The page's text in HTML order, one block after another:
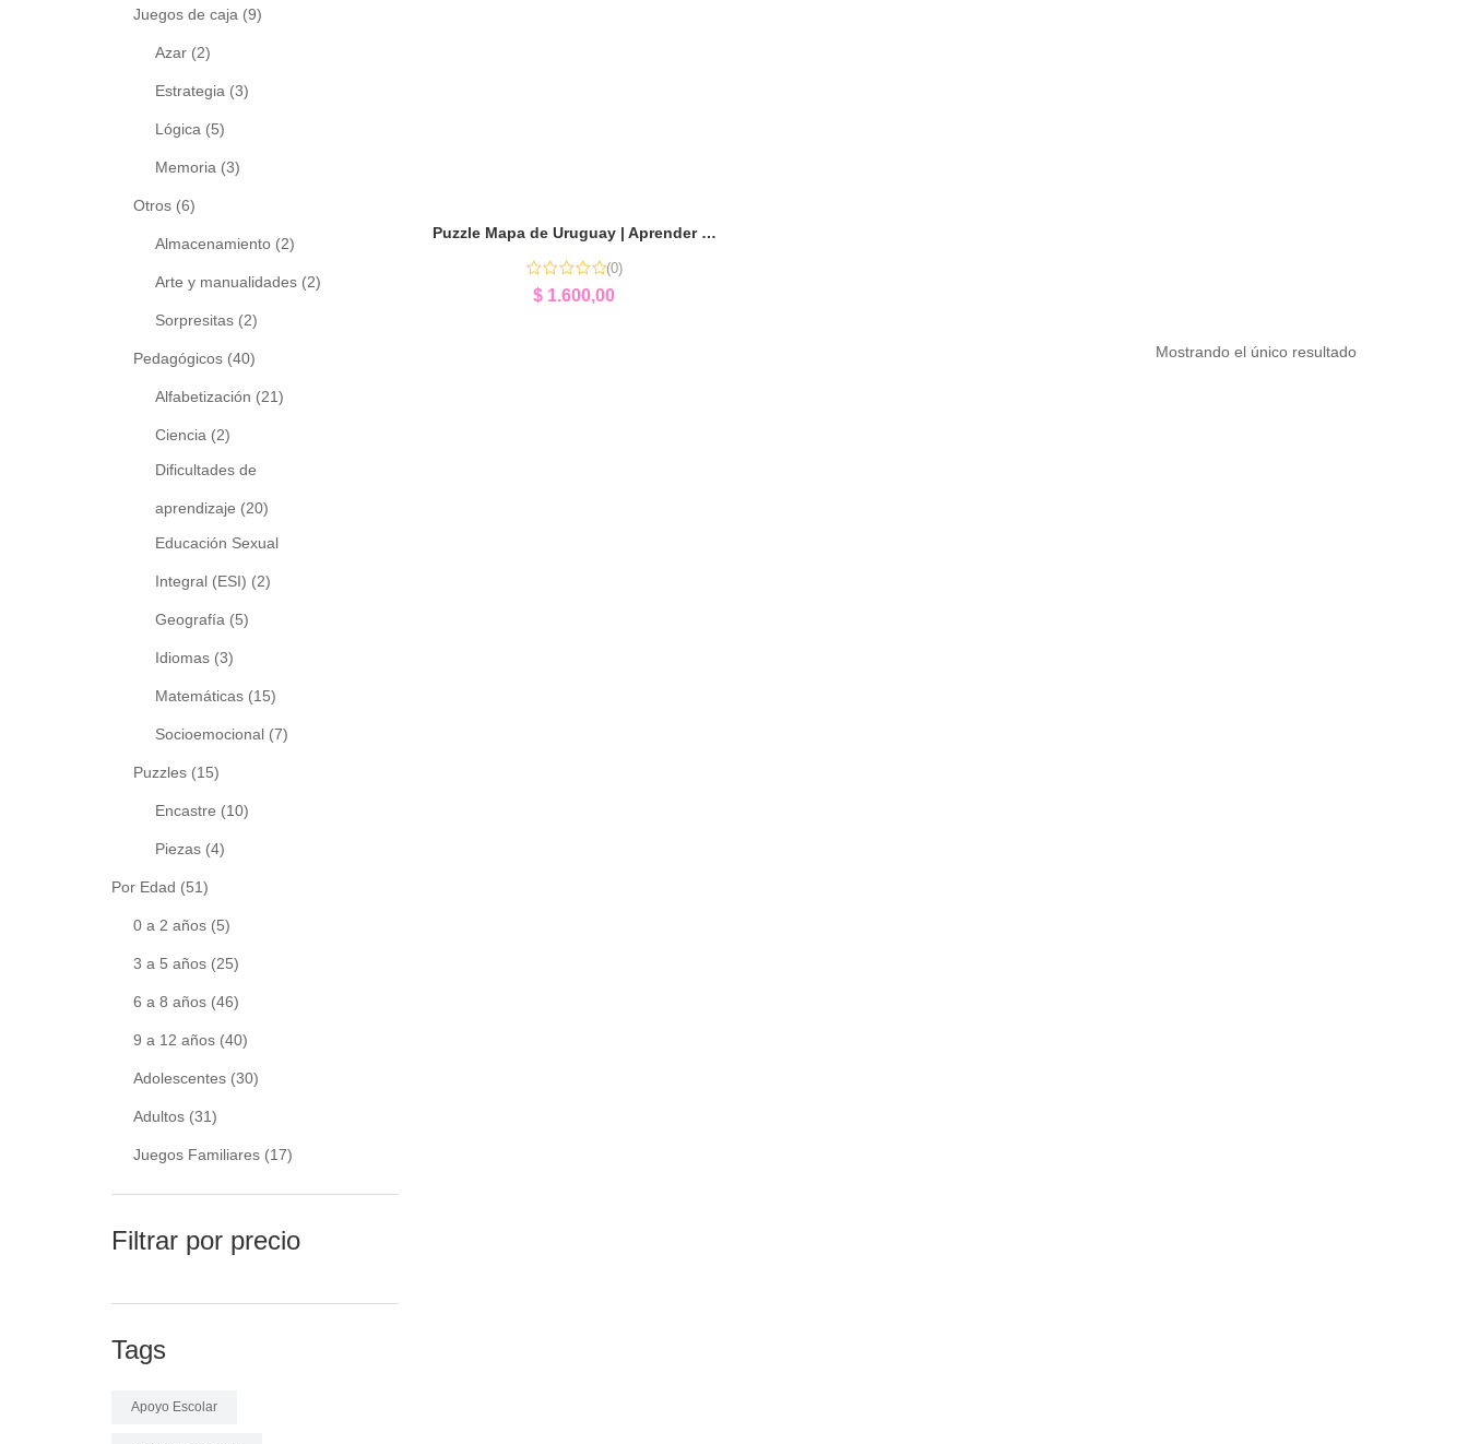
Juegos de caja (9)
Azar (2)
Estrategia (3)
Lógica (5)
Memoria (3)
Otros (6)
Almacenamiento (2)
Arte y manualidades (2)
Sorpresitas (2)
Pedagógicos (40)
Alfabetización (21)
Ciencia (2)
Dificultades de
aprendizaje (20)
Educación Sexual
Integral (ESI) (2)
Geografía (5)
Idiomas (3)
Matemáticas (15)
Socioemocional (7)
Puzzles (15)
Encastre (10)
Piezas (4)
Por Edad (51)
0 a 2 años (5)
3 a 5 años (25)
6 a 8 años (46)
9 a 12 años (40)
Adolescentes (30)
Adultos (31)
Juegos Familiares (17)
Filtrar por precio
Tags
Apoyo Escolar
Puzzle Mapa de Uruguay | Aprender Geografía Jugando
(0)
$ 1.600,00
Mostrando el único resultado